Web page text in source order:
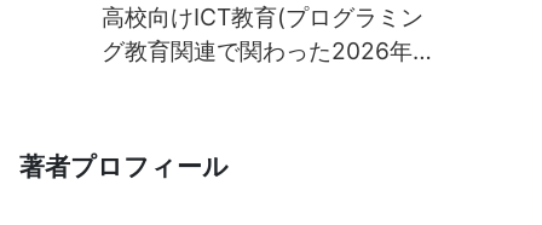
高校向けICT教育(プログラミン
グ教育関連で関わった2026年学
著者プロフィール